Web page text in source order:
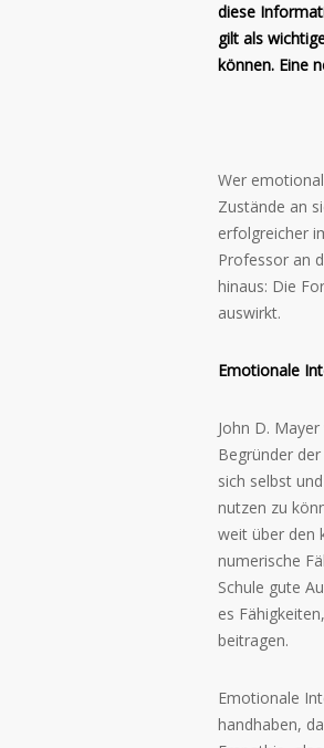
diese
gilt als
können. Eine
Wer
Zustände an
erfolgreicher
Professor an
hinaus: Die
auswirkt.
Emotionale
John D.
Begründer
sich selbst
nutzen zu
weit über den
numerische
Schule gute
es
beitragen.
Emotionale
handhaben,